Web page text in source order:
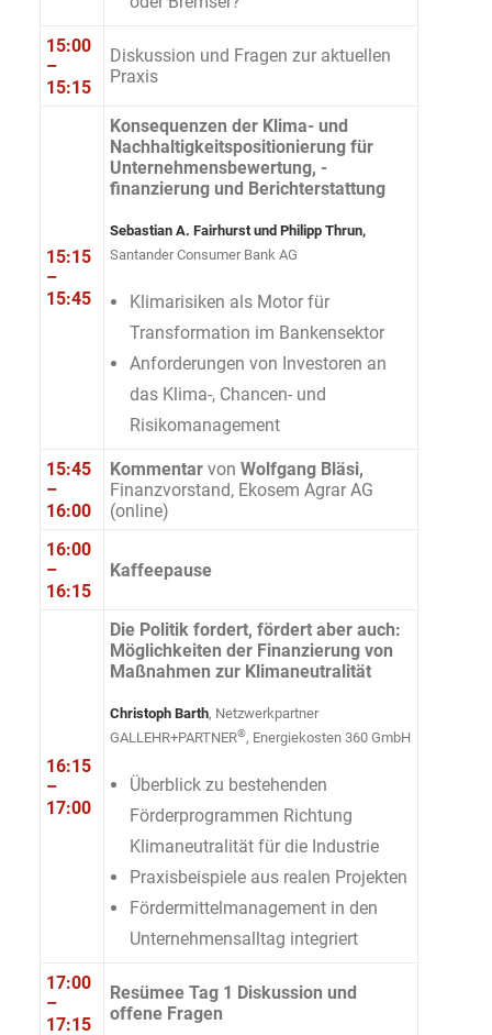
15:00
–
15:15
Diskussion und Fragen zur aktuellen
Praxis
15:15
–
15:45
Konsequenzen der Klima- und
Nachhaltigkeitspositionierung für
Unternehmensbewertung, -
finanzierung und Berichterstattung
Sebastian A. Fairhurst und Philipp Thrun,
Santander Consumer Bank AG
Klimarisiken als Motor für
Transformation im Bankensektor
Anforderungen von Investoren an
das Klima-, Chancen- und
Risikomanagement
15:45
–
16:00
Kommentar von Wolfgang Bläsi,
Finanzvorstand, Ekosem Agrar AG
(online)
16:00
–
16:15
Kaffeepause
16:15
–
17:00
Die Politik fordert, fördert aber auch:
Möglichkeiten der Finanzierung von
Maßnahmen zur Klimaneutralität
Christoph Barth, Netzwerkpartner
GALLEHR+PARTNER®, Energiekosten 360 GmbH
Überblick zu bestehenden
Förderprogrammen Richtung
Klimaneutralität für die Industrie
Praxisbeispiele aus realen Projekten
Fördermittelmanagement in den
Unternehmensalltag integriert
17:00
–
17:15
Resümee Tag 1 Diskussion und
offene Fragen